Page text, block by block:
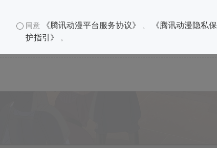
同意 《腾讯动漫平台服务协议》
《腾讯动漫隐私保
护指引》
。